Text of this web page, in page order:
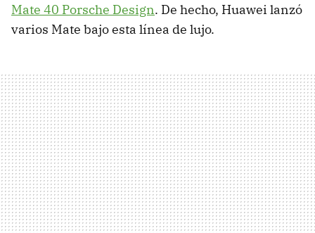
Mate 40 Porsche Design. De hecho, Huawei lanzó
varios Mate bajo esta línea de lujo.